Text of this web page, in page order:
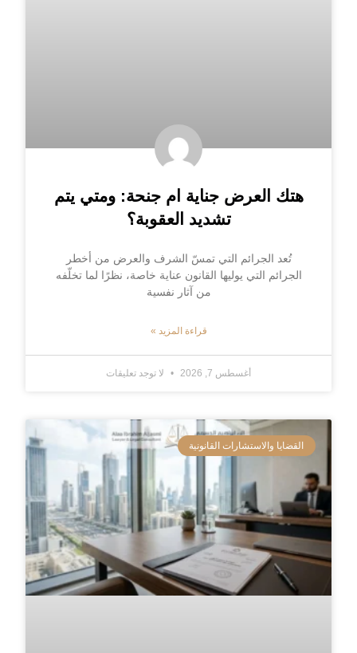
هتك العرض جناية ام جنحة: ومتي يتم
تشديد العقوبة؟
تُعد الجرائم التي تمسّ الشرف والعرض من أخطر
الجرائم التي يوليها القانون عناية خاصة، نظرًا لما تخلّفه
من آثار نفسية
قراءة المزيد »
أغسطس 7, 2026 لا توجد تعليقات
القضايا والاستشارات القانونية